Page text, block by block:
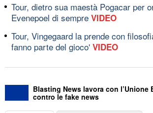
Tour, dietro sua maestà Pogacar per
Evenepoel di sempre VIDEO
Tour, Vingegaard la prende con
fanno parte del gioco' VIDEO
Blasting News lavora con l’Unione
contro le fake news